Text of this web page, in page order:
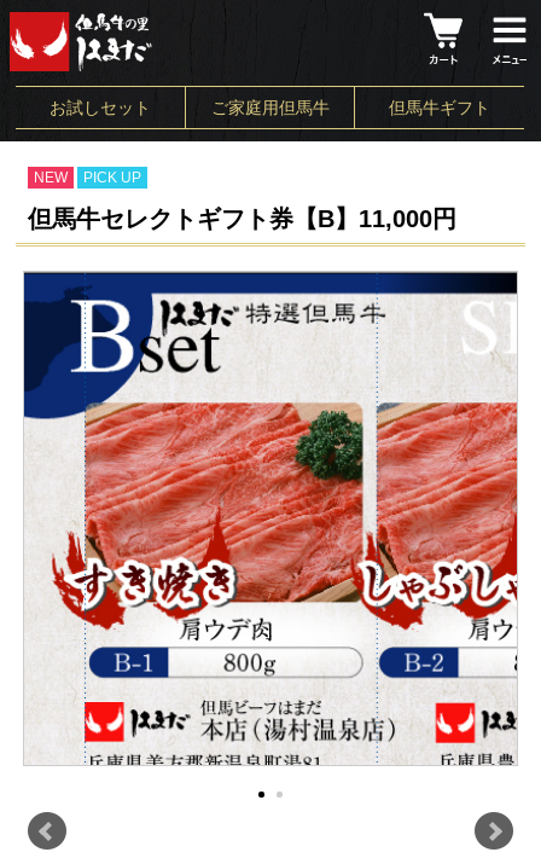
お試しセット ご家庭用但馬牛 但馬牛ギフト
NEW PICK UP
但馬牛セレクトギフト券【B】11,000円